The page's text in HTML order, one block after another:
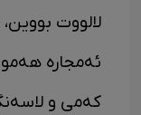
لالووت
ئەمجارە
کەمی و